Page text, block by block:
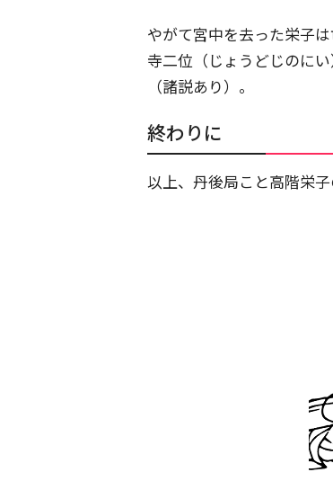
やがて宮中を去った栄子
寺二位（じょうどじのに
（諸説あり）。
終わりに
以上、丹後局こと高階栄